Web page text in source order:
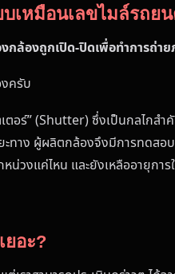
บเหมือนเลขไมล์รถย
ล้องถูกเปิด-ปิดเพื่อทำการถ่าย
ครับ
อร์” (Shutter) ซึ่งเป็นกลไก
ทาง ผู้ผลิตกล้องจึงมีการทดส
วงแค่ไหน และยังเหลืออายุก
ยอะ?